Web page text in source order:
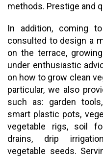
methods. Prestige and
In addition, coming to
consulted to design a
on the terrace,
under enthusiastic
on how to grow clean
particular, we also
such as: garden
smart plastic pots,
vegetable rigs, soil
drains, drip
vegetable seeds.